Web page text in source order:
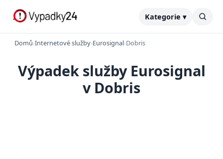
Kategorie ▾
Domů›Internetové služby›Eurosignal›Dobris
Výpadek služby Eurosignal
v Dobris